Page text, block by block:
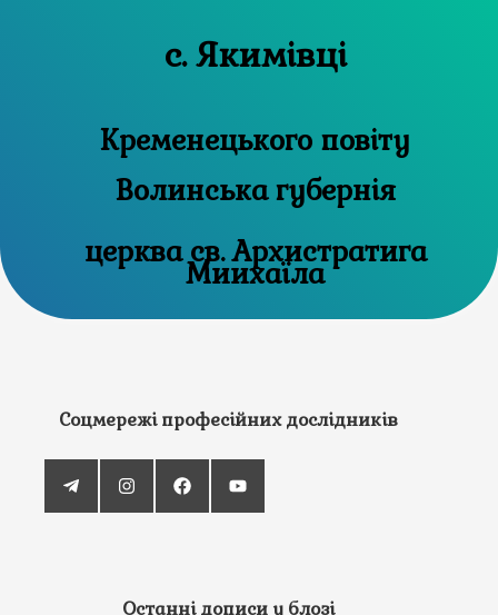
с. Якимівці
Кременецького повіту
Волинська губернія
церква св. Архистратига
Миихаїла
Соцмережі професійних дослідників
Останні дописи у блозі